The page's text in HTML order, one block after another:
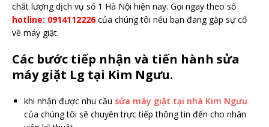
chất lượng dịch vụ số 1 Hà Nội hiện nay. Gọi ngay theo số
hotline: 0914112226 của chúng tôi nếu bạn đang gặp sự cố
về máy giặt.
Các bước tiếp nhận và tiến hành sửa
máy giặt Lg tại Kim Ngưu.
khi nhận được nhu cầu sửa máy giặt tại nhà Kim Ngưu
của chúng tôi sẽ chuyên trực tiếp thông tin đến cho nhân